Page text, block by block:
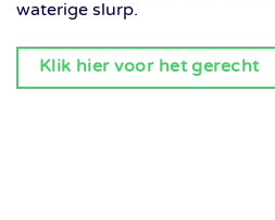
waterige slurp.
Klik hier voor het gerecht